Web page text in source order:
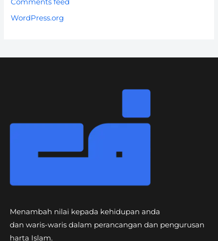
Comments feed
WordPress.org
Menambah nilai kepada kehidupan anda
dan waris-waris dalam perancangan dan pengurusan
harta Islam.